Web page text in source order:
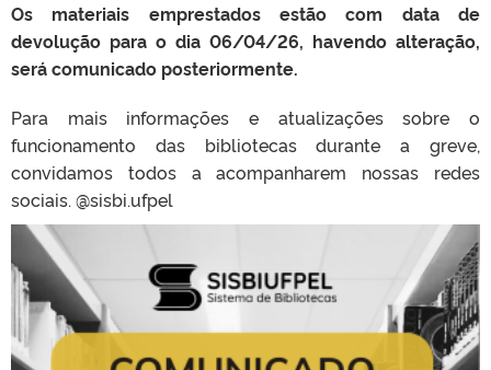
Os materiais emprestados estão com data de
devolução para o dia 06/04/26, havendo alteração,
será comunicado posteriormente.
Para mais informações e atualizações sobre o
funcionamento das bibliotecas durante a greve,
convidamos todos a acompanharem nossas redes
sociais. @sisbi.ufpel